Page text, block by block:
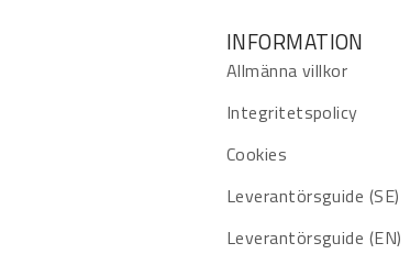
INFORMATION
Allmänna villkor
Integritetspolicy
Cookies
Leverantörsguide (SE)
Leverantörsguide (EN)